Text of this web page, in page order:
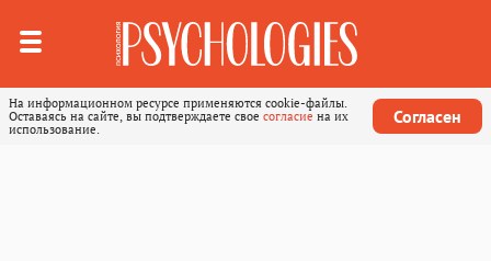
На информационном ресурсе применяются cookie-файлы.
Оставаясь на сайте, вы подтверждаете свое согласие на их
использование.
Согласен